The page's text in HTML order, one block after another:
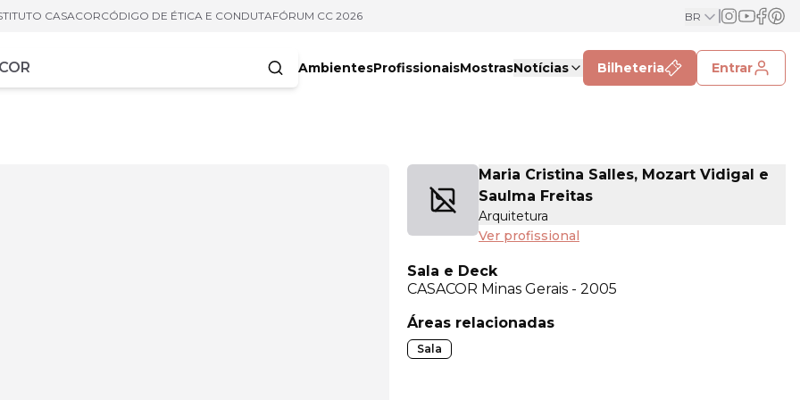
CASACORCÓDIGO DE ÉTICA E CONDUTAFÓRUM CC 2026 BR
AmbientesProfissionaisMostrasNotícias Bilheteria Entrar
Maria Cristina Salles, Mozart Vidigal e
Saulma Freitas
Arquitetura
Ver profissional
Sala e Deck
CASACOR Minas Gerais - 2005
Áreas relacionadas
Sala